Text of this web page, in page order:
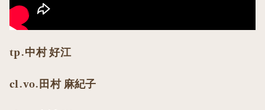
tp.中村 好江
cl.vo.田村 麻紀子